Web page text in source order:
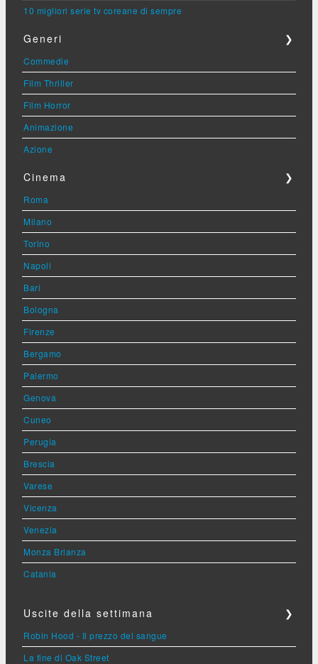
10 migliori serie tv coreane di sempre
Generi ❯
Commedie
Film Thriller
Film Horror
Animazione
Azione
Cinema ❯
Roma
Milano
Torino
Napoli
Bari
Bologna
Firenze
Bergamo
Palermo
Genova
Cuneo
Perugia
Brescia
Varese
Vicenza
Venezia
Monza Brianza
Catania
Uscite della settimana ❯
Robin Hood - Il prezzo del sangue
La fine di Oak Street